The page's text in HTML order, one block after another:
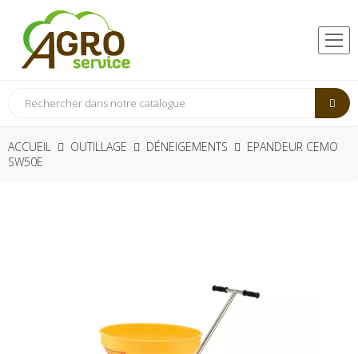
ACCUEIL OUTILLAGE DÉNEIGEMENTS
EPANDEUR CEMO
SW50E